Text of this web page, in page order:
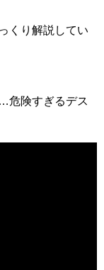
くり解説してい
危険すぎるデス